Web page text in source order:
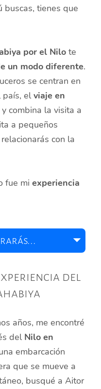
buscas, tienes que
por el Nilo te
un modo diferente.
se centran en
país, elviaje en
y combina la visita a
a pequeños
con la
fue miexperiencia
del
años, me encontré
del Nilo en
embarcación
que se mueve a
busqué a Aitor